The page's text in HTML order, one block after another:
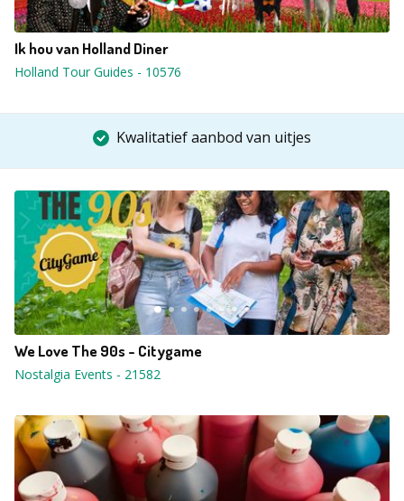
Ik hou van Holland Diner
Holland Tour Guides - 10576
Kwalitatief aanbod van uitjes
We Love The 90s - Citygame
Nostalgia Events - 21582